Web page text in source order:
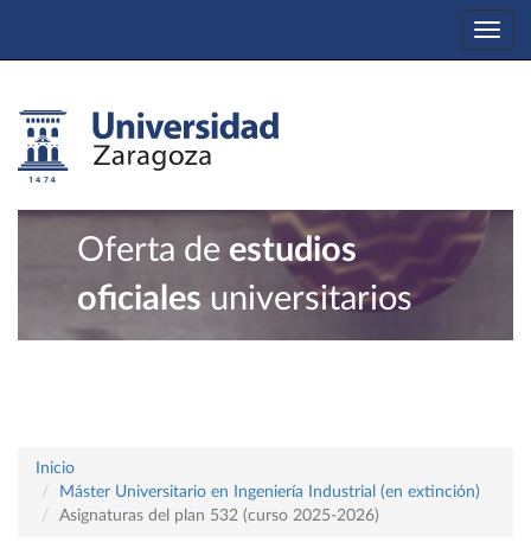
Oferta de estudios
oficiales universitarios
Inicio
Máster Universitario en Ingeniería Industrial (en extinción)
Asignaturas del plan 532 (curso 2025-2026)